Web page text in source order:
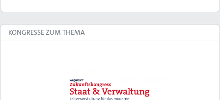
KONGRESSE ZUM THEMA